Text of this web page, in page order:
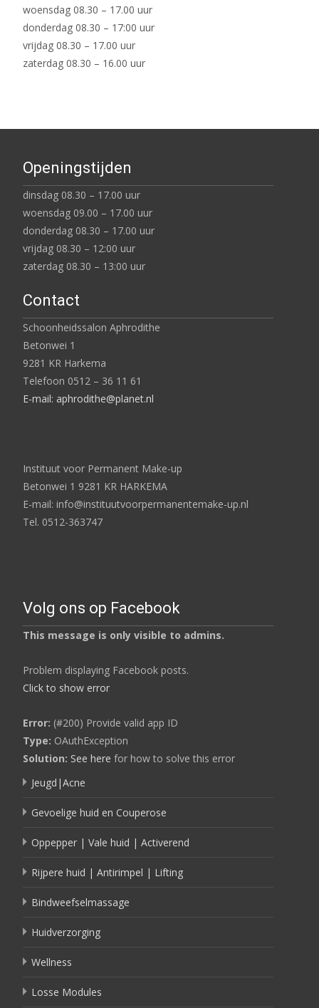
woensdag 08.30 – 17.00 uur
donderdag 08.30 – 17:00 uur
vrijdag 08.30 – 17.00 uur
zaterdag 08.30 – 16.00 uur
Openingstijden
dinsdag 08.30 – 17.00 uur
woensdag 09.00 – 17.00 uur
donderdag 08.30 – 17.00 uur
vrijdag 08.30 – 12:00 uur
zaterdag 08.30 – 13:00 uur
Contact
Schoonheidssalon Aphrodithe
Betonwei 1
9281 KR Harkema
Telefoon 0512 – 36 11 61
E-mail: aphrodithe@planet.nl
Instituut voor Permanent Make-up
Betonwei 1 9281 KR HARKEMA
E-mail: info@instituutvoorpermanentemake-up.nl
Tel. 0512-363747
Volg ons op Facebook
This message is only visible to admins.
Problem displaying Facebook posts.
Click to show error
Error: (#200) Provide valid app ID
Type: OAuthException
Solution: See here for how to solve this error
Jeugd|Acne
Gevoelige huid en Couperose
Oppepper | Vale huid | Activerend
Rijpere huid | Antirimpel | Lifting
Bindweefselmassage
Huidverzorging
Wellness
Losse Modules